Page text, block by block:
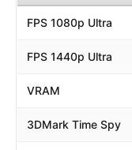
FPS 1080p Ultra
FPS 1440p Ultra
VRAM
3DMark Time Spy